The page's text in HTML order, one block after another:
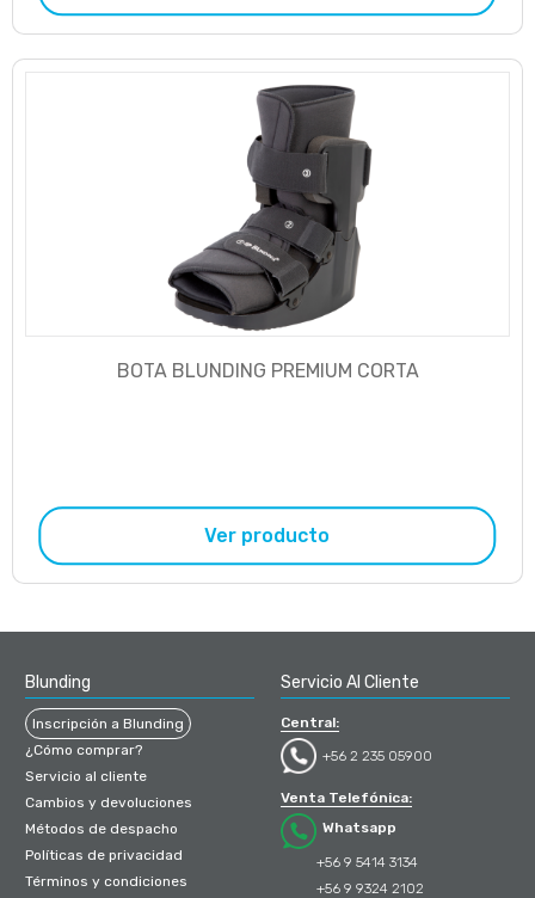
BOTA BLUNDING PREMIUM CORTA
Ver producto
Blunding
Inscripción a Blunding
¿Cómo comprar?
Servicio al cliente
Cambios y devoluciones
Métodos de despacho
Políticas de privacidad
Términos y condiciones
Servicio Al Cliente
Central:
+56 2 235 05900
Venta Telefónica:
Whatsapp
+56 9 5414 3134
+56 9 9324 2102